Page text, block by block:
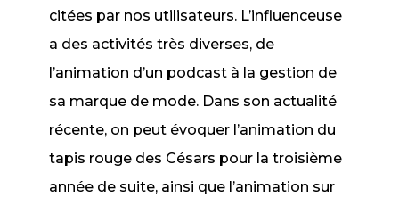
citées par nos utilisateurs. L’influenceuse
a des activités très diverses, de
l’animation d’un podcast à la gestion de
sa marque de mode. Dans son actualité
récente, on peut évoquer l’animation du
tapis rouge des Césars pour la troisième
année de suite, ainsi que l’animation sur